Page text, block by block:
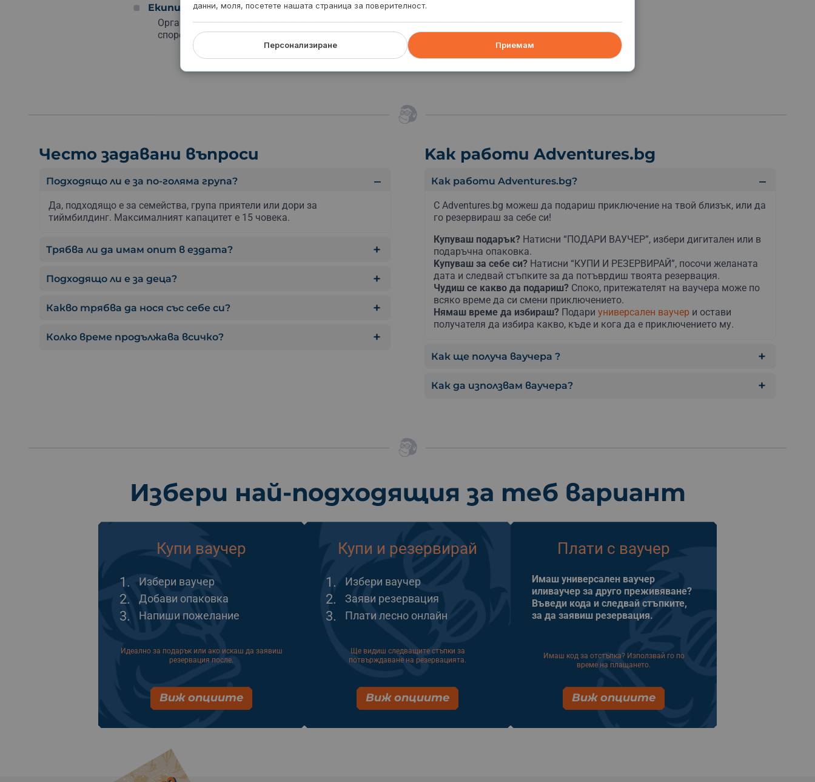
Екипировка
Организаторите препоръчват затворени удобни обувки и спортно облекло
според сезона.
Често задавани въпроси
Подходящо ли е за по-голяма група?
Да, подходящо е за семейства, група приятели или дори за
тиймбилдинг. Максималният капацитет е 15 човека.
Трябва ли да имам опит в ездата?
Подходящо ли е за деца?
Какво трябва да нося със себе си?
Колко време продължава всичко?
Kак работи Adventures.bg
Как работи Adventures.bg?
С Adventures.bg можеш да подариш приключение на твой близък, или да
го резервираш за себе си!
Купуваш подарък? Натисни “ПОДАРИ ВАУЧЕР”, избери дигитален или в
подаръчна опаковка.
Kупуваш за себе си? Натисни “КУПИ И РЕЗЕРВИРАЙ”, посочи желаната
дата и следвай стъпките за да потъврдиш твоята резервация.
Чудиш се какво да подариш? Споко, притежателят на ваучера може по
всяко време да си смени приключението.
Нямаш време да избираш? Подари универсален ваучери остави
получателя да избира какво, къде и кога да е приключението му.
Как ще получа ваучера ?
Как да използвам ваучера?
Избери най-подходящия за теб вариант
Купи ваучер
1. Избери ваучер
2. Добави опаковка
3. Напиши пожелание
Идеално за подарък или ако искаш да заявиш
резервация после.
Виж опциите
Купи и резервирай
1. Избери ваучер
2. Заяви резервация
3. Плати лесно онлайн
Ще видиш следващите стъпки за
потвърждаване на резервацията.
Виж опциите
Плати с ваучер
Имаш универсален ваучер
иливаучер за друго преживяване?
Въведи кода и следвай стъпките,
за да заявиш резервация.
Имаш код за отстъпка? Използвай го по
време на плащането.
Виж опциите
данни, моля, посетете нашата страница за поверителност.
Персонализиране Приемам